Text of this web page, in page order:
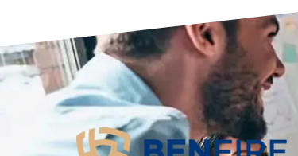
Terceirização
Treinamento de Brigada de Emergência
Treinamento de Combate a Incêndio NR 23
Treinamento de Primeiros Socorros para CIPA